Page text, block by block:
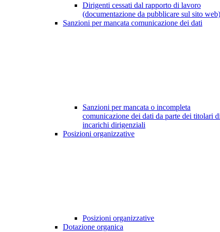
Dirigenti cessati dal rapporto di lavoro
(documentazione da pubblicare sul sito
Sanzioni per mancata comunicazione dei dati
Sanzioni per mancata o incompleta
comunicazione dei dati da parte dei titolari
incarichi dirigenziali
Posizioni organizzative
Posizioni organizzative
Dotazione organica